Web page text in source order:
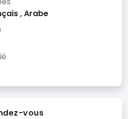
, Arabe
vous